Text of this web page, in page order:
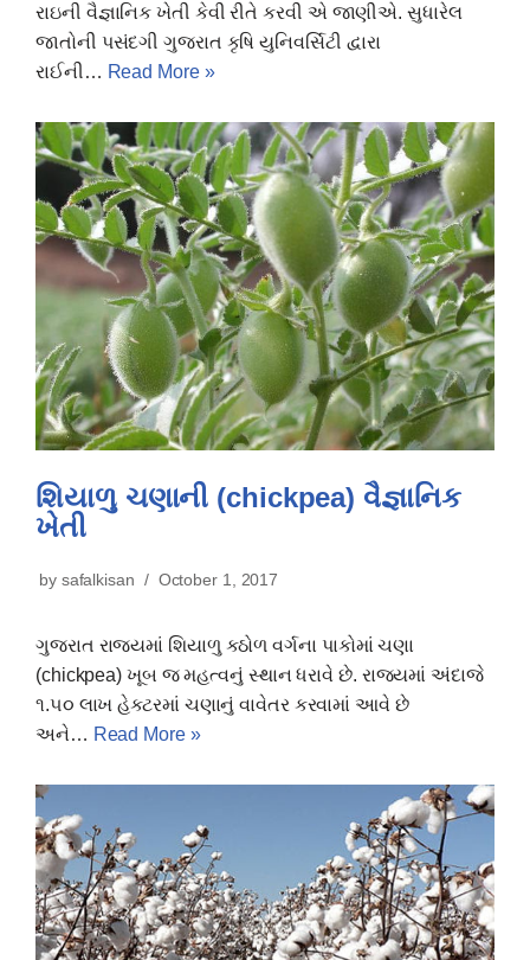
રાઇની વૈજ્ઞાનિક ખેતી કેવી રીતે કરવી એ જાણીએ. સુધારેલ
જાતોની પસંદગી ગુજરાત કૃષિ યુનિવર્સિટી દ્વારા
રાઈની… Read More »
શિયાળુ ચણાની (chickpea) વૈજ્ઞાનિક
ખેતી
by safalkisan October 1, 2017
ગુજરાત રાજ્યમાં શિયાળુ કઠોળ વર્ગના પાકોમાં ચણા
(chickpea) ખૂબ જ મહત્વનું સ્થાન ધરાવે છે. રાજ્યમાં અંદાજે
૧.૫૦ લાખ હેક્ટરમાં ચણાનું વાવેતર કરવામાં આવે છે
અને… Read More »